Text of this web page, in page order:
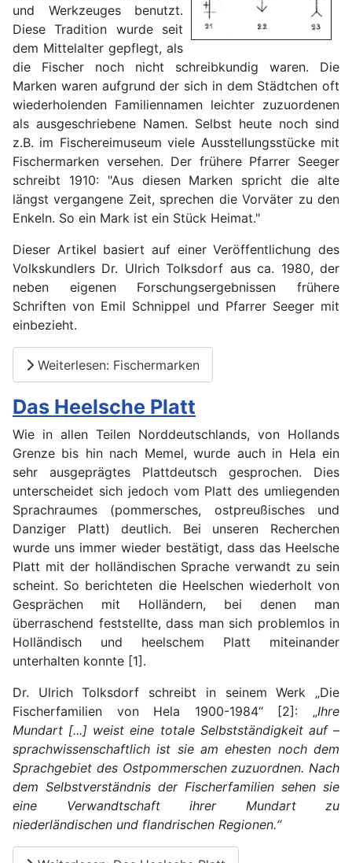
und Werkzeuges benutzt.
Diese Tradition wurde seit
dem Mittelalter gepflegt, als
die Fischer noch nicht schreibkundig waren. Die
Marken waren aufgrund der sich in dem Städtchen oft
wiederholenden Familiennamen leichter zuzuordenen
als ausgeschriebene Namen. Selbst heute noch sind
z.B. im Fischereimuseum viele Ausstellungsstücke mit
Fischermarken versehen. Der frühere Pfarrer Seeger
schreibt 1910: "Aus diesen Marken spricht die alte
längst vergangene Zeit, sprechen die Vorväter zu den
Enkeln. So ein Mark ist ein Stück Heimat."
Dieser Artikel basiert auf einer Veröffentlichung des
Volkskundlers Dr. Ulrich Tolksdorf aus ca. 1980, der
neben eigenen Forschungsergebnissen frühere
Schriften von Emil Schnippel und Pfarrer Seeger mit
einbezieht.
Weiterlesen: Fischermarken
Das Heelsche Platt
Wie in allen Teilen Norddeutschlands, von Hollands
Grenze bis hin nach Memel, wurde auch in Hela ein
sehr ausgeprägtes Plattdeutsch gesprochen. Dies
unterscheidet sich jedoch vom Platt des umliegenden
Sprachraumes (pommersches, ostpreußisches und
Danziger Platt) deutlich. Bei unseren Recherchen
wurde uns immer wieder bestätigt, dass das Heelsche
Platt mit der holländischen Sprache verwandt zu sein
scheint. So berichteten die Heelschen wiederholt von
Gesprächen mit Holländern, bei denen man
überraschend feststellte, dass man sich problemlos in
Holländisch und heelschem Platt miteinander
unterhalten konnte [1].
Dr. Ulrich Tolksdorf schreibt in seinem Werk „Die
Fischerfamilien von Hela 1900-1984“ [2]: „Ihre
Mundart [...] weist eine totale Selbstständigkeit auf –
sprachwissenschaftlich ist sie am ehesten noch dem
Sprachgebiet des Ostpommerschen zuzuordnen. Nach
dem Selbstverständnis der Fischerfamilien sehen sie
eine Verwandtschaft ihrer Mundart zu
niederländischen und flandrischen Regionen.“